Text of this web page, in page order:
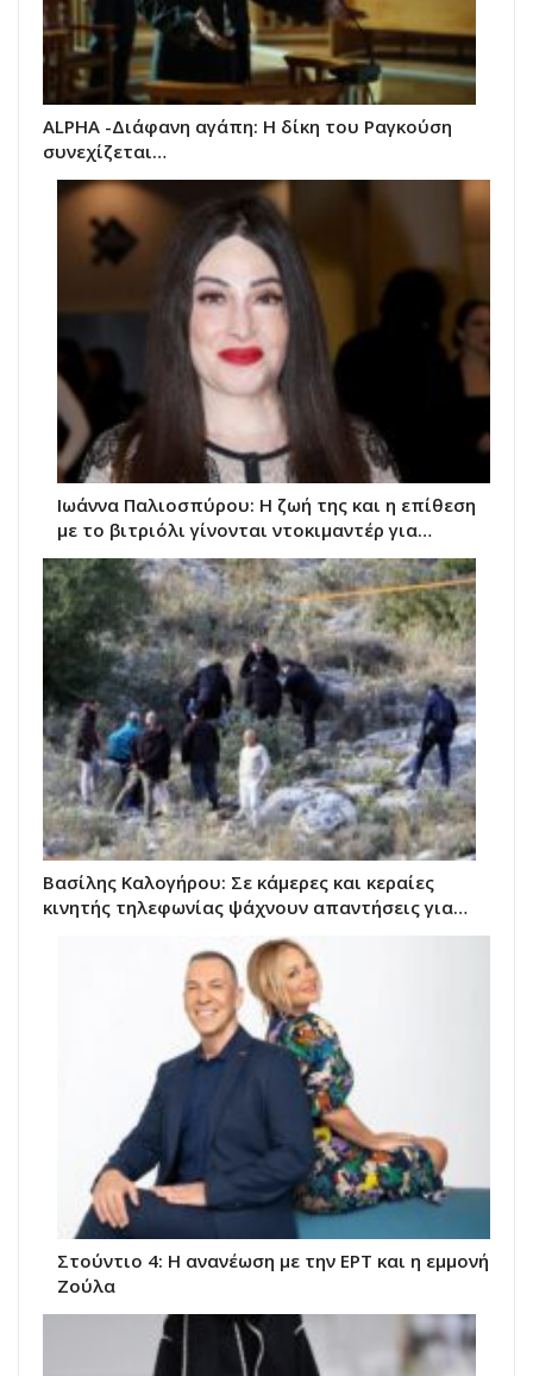
ALPHA -Διάφανη αγάπη: Η δίκη του Ραγκούση
συνεχίζεται…
Ιωάννα Παλιοσπύρου: Η ζωή της και η επίθεση
με το βιτριόλι γίνονται ντοκιμαντέρ για…
Βασίλης Καλογήρου: Σε κάμερες και κεραίες
κινητής τηλεφωνίας ψάχνουν απαντήσεις για…
Στούντιο 4: Η ανανέωση με την ΕΡΤ και η εμμονή
Ζούλα